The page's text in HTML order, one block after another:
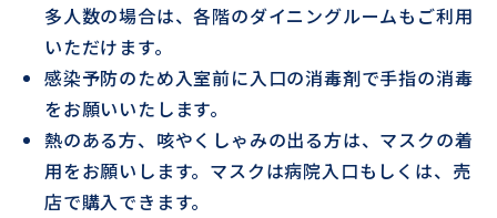
多人数の場合は、各階のダイニングルームもご利用
いただけます。
感染予防のため入室前に入口の消毒剤で手指の消毒
をお願いいたします。
熱のある方、咳やくしゃみの出る方は、マスクの着
用をお願いします。マスクは病院入口もしくは、売
店で購入できます。